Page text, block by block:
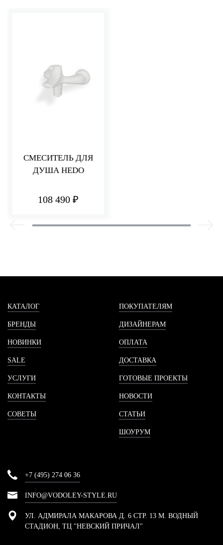
СМЕСИТЕЛЬ ДЛЯ
ДУША HEDO
108 490 ₽
КАТАЛОГ
БРЕНДЫ
НОВИНКИ
SALE
УСЛУГИ
КОНТАКТЫ
СОВЕТЫ
ПОКУПАТЕЛЯМ
ДИЗАЙНЕРАМ
ОПЛАТА
ДОСТАВКА
ГОТОВЫЕ ПРОЕКТЫ
НОВОСТИ
СТАТЬИ
ШОУРУМ
+7 (495) 274 06 36
INFO@VODOLEY-STYLE.RU
УЛ. АДМИРАЛА МАКАРОВА Д. 6 СТР. 13 М. ВОДНЫЙ
СТАДИОН, ТЦ "НЕВСКИЙ ПРИЧАЛ"